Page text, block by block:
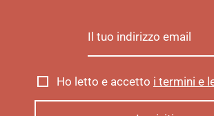
Ho letto e accetto i termini e